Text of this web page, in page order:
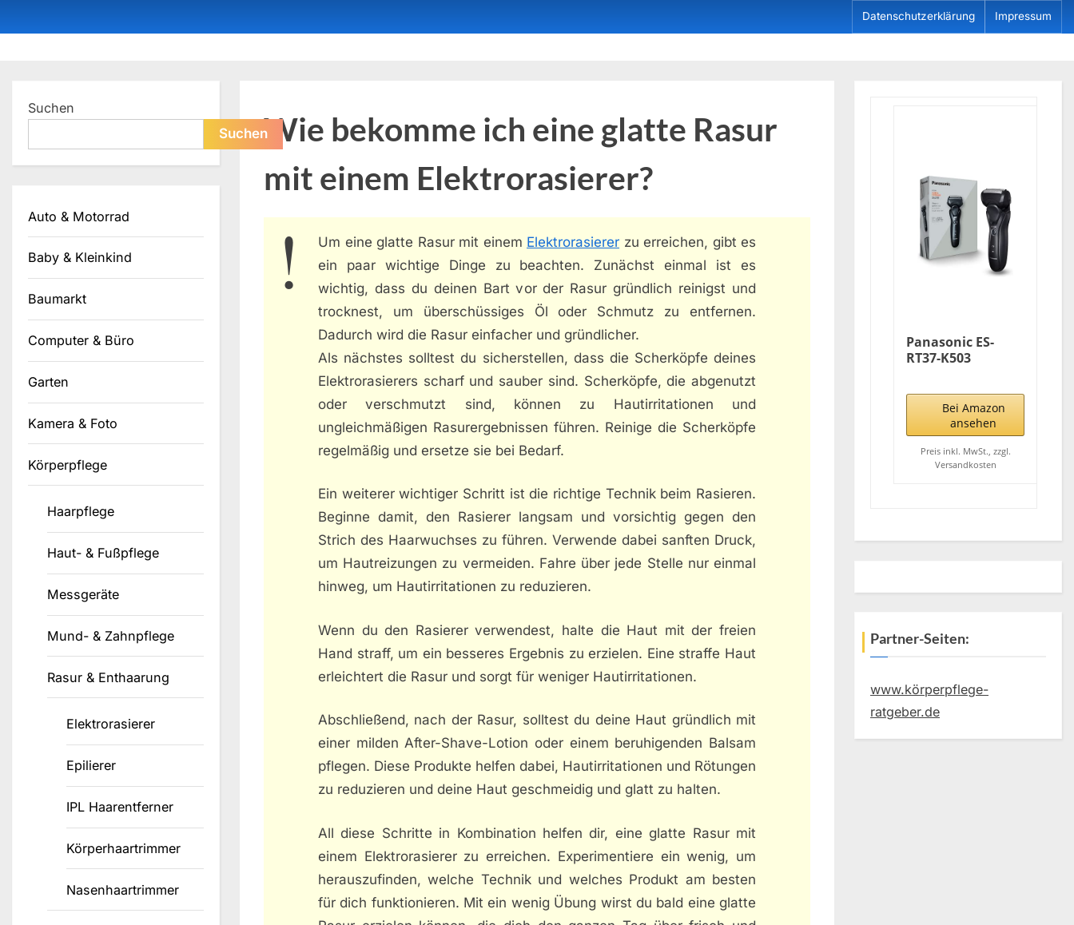
to
Datenschutzerklärung Impressum
Wie bekomme ich eine glatte Rasur
mit einem Elektrorasierer?
Um eine glatte Rasur mit einem Elektrorasierer zu erreichen, gibt es
ein paar wichtige Dinge zu beachten. Zunächst einmal ist es
wichtig, dass du deinen Bart vor der Rasur gründlich reinigst und
trocknest, um überschüssiges Öl oder Schmutz zu entfernen.
Dadurch wird die Rasur einfacher und gründlicher.
Als nächstes solltest du sicherstellen, dass die Scherköpfe deines
Elektrorasierers scharf und sauber sind. Scherköpfe, die abgenutzt
oder verschmutzt sind, können zu Hautirritationen und
ungleichmäßigen Rasurergebnissen führen. Reinige die Scherköpfe
regelmäßig und ersetze sie bei Bedarf.
Ein weiterer wichtiger Schritt ist die richtige Technik beim Rasieren.
Beginne damit, den Rasierer langsam und vorsichtig gegen den
Strich des Haarwuchses zu führen. Verwende dabei sanften Druck,
um Hautreizungen zu vermeiden. Fahre über jede Stelle nur einmal
hinweg, um Hautirritationen zu reduzieren.
Wenn du den Rasierer verwendest, halte die Haut mit der freien
Hand straff, um ein besseres Ergebnis zu erzielen. Eine straffe Haut
erleichtert die Rasur und sorgt für weniger Hautirritationen.
Abschließend, nach der Rasur, solltest du deine Haut gründlich mit
einer milden After-Shave-Lotion oder einem beruhigenden Balsam
pflegen. Diese Produkte helfen dabei, Hautirritationen und Rötungen
zu reduzieren und deine Haut geschmeidig und glatt zu halten.
All diese Schritte in Kombination helfen dir, eine glatte Rasur mit
einem Elektrorasierer zu erreichen. Experimentiere ein wenig, um
herauszufinden, welche Technik und welches Produkt am besten
für dich funktionieren. Mit ein wenig Übung wirst du bald eine glatte
Suchen
Suchen
Auto & Motorrad
Baby & Kleinkind
Baumarkt
Computer & Büro
Garten
Kamera & Foto
Körperpflege
Haarpflege
Haut- & Fußpflege
Messgeräte
Mund- & Zahnpflege
Rasur & Enthaarung
Elektrorasierer
Epilierer
IPL Haarentferner
Körperhaartrimmer
Nasenhaartrimmer
Panasonic ES-
RT37-K503
Herrenrasierer
mit 3 Klingen für
schnellen und
präzisen Schnitt,
Multidirektionaler
Scherkopf,
Bei Amazon
ansehen
Preis inkl. MwSt., zzgl.
Versandkosten
Partner-Seiten:
www.körperpflege-
ratgeber.de